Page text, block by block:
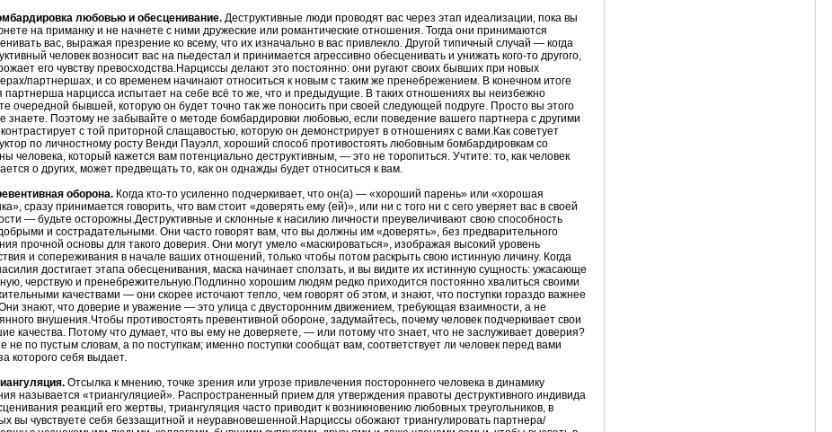
любовью и обесценивание. Деструктивные люди проводят вас через этап идеализации, пока вы
на приманку и не начнете с ними дружеские или романтические отношения. Тогда они принимаются
вас, выражая презрение ко всему, что их изначально в вас привлекло. Другой типичный случай — когда
человек возносит вас на пьедестал и принимается агрессивно обесценивать и унижать кого-то другого,
его чувству превосходства.Нарциссы делают это постоянно: они ругают своих бывших при новых
партнершах, и со временем начинают относиться к новым с таким же пренебрежением. В конечном итоге
партнерша нарцисса испытает на себе всё то же, что и предыдущие. В таких отношениях вы неизбежно
очередной бывшей, которую он будет точно так же поносить при своей следующей подруге. Просто вы этого
знаете. Поэтому не забывайте о методе бомбардировки любовью, если поведение вашего партнера с другими
с той приторной слащавостью, которую он демонстрирует в отношениях с вами.Как советует
по личностному росту Венди Пауэлл, хороший способ противостоять любовным бомбардировкам со
человека, который кажется вам потенциально деструктивным, — это не торопиться. Учтите: то, как человек
о других, может предвещать то, как он однажды будет относиться к вам.
оборона. Когда кто-то усиленно подчеркивает, что он(а) — «хороший парень» или «хорошая
сразу принимается говорить, что вам стоит «доверять ему (ей)», или ни с того ни с сего уверяет вас в своей
— будьте осторожны.Деструктивные и склонные к насилию личности преувеличивают свою способность
и сострадательными. Они часто говорят вам, что вы должны им «доверять», без предварительного
прочной основы для такого доверия. Они могут умело «маскироваться», изображая высокий уровень
и сопереживания в начале ваших отношений, только чтобы потом раскрыть свою истинную личину. Когда
достигает этапа обесценивания, маска начинает сползать, и вы видите их истинную сущность: ужасающе
черствую и пренебрежительную.Подлинно хорошим людям редко приходится постоянно хвалиться своими
качествами — они скорее источают тепло, чем говорят об этом, и знают, что поступки гораздо важнее
знают, что доверие и уважение — это улица с двусторонним движением, требующая взаимности, а не
внушения.Чтобы противостоять превентивной обороне, задумайтесь, почему человек подчеркивает свои
качества. Потому что думает, что вы ему не доверяете, — или потому что знает, что не заслуживает доверия?
не по пустым словам, а по поступкам; именно поступки сообщат вам, соответствует ли человек перед вами
которого себя выдает.
Отсылка к мнению, точке зрения или угрозе привлечения постороннего человека в динамику
называется «триангуляцией». Распространенный прием для утверждения правоты деструктивного индивида
реакций его жертвы, триангуляция часто приводит к возникновению любовных треугольников, в
вы чувствуете себя беззащитной и неуравновешенной.Нарциссы обожают триангулировать партнера/